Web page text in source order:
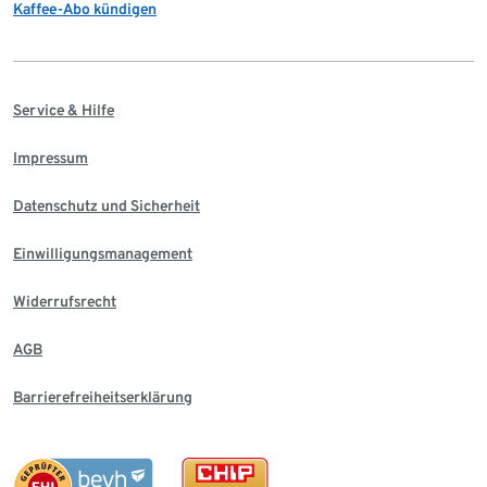
Kaffee-Abo kündigen
Service & Hilfe
Impressum
Datenschutz und Sicherheit
Einwilligungsmanagement
Widerrufsrecht
AGB
Barrierefreiheitserklärung